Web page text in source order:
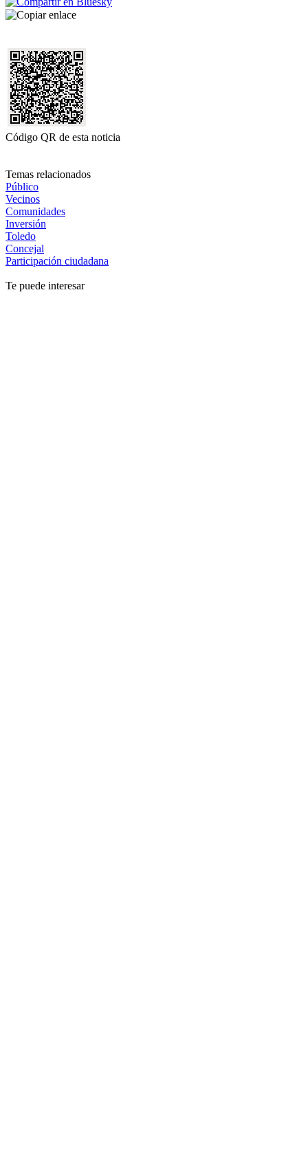
Código QR de esta noticia
Temas relacionados
Público
Vecinos
Comunidades
Inversión
Toledo
Concejal
Participación ciudadana
Te puede interesar